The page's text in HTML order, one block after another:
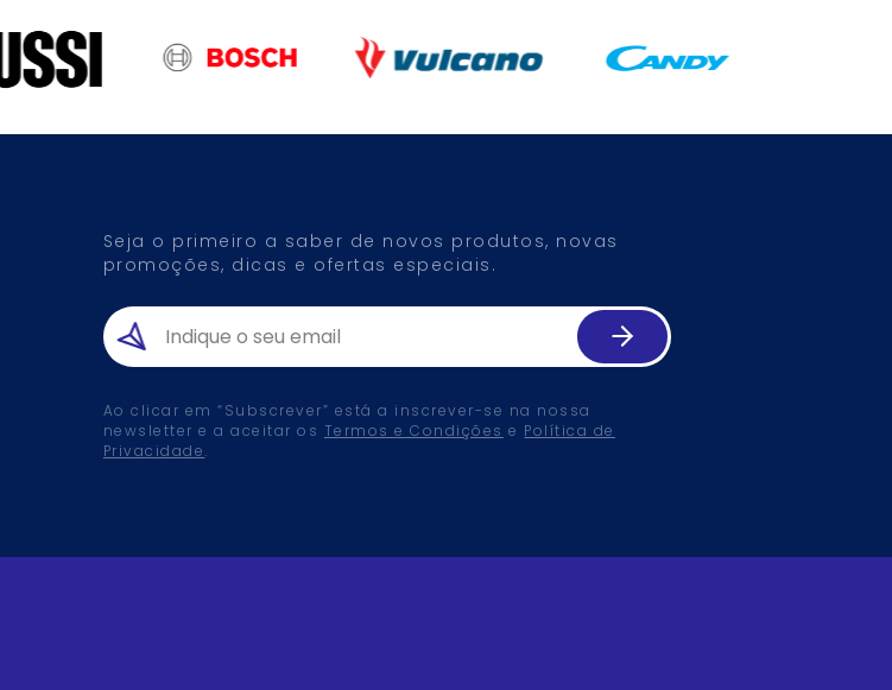
Seja o primeiro a saber de novos produtos, novas
promoções, dicas e ofertas especiais.
Ao clicar em “Subscrever” está a inscrever-se na nossa
newsletter e a aceitar os Termos e Condições e Política de
Privacidade.